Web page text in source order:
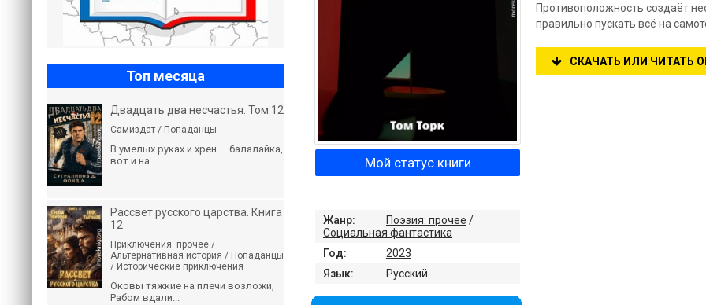
Противоположность создаёт
правильно пускать всё на
СКАЧАТЬ ИЛИ ЧИТАТЬ
Мой статус книги
Жанр: Поэзия: прочее /
Социальная фантастика
Год:
2023
Язык:
Русский
Топ месяца
Двадцать два несчастья. Том 12
Самиздат / Попаданцы
В умелых руках и хрен — балалайка,
вот и на...
Рассвет русского царства. Книга
12
Приключения: прочее /
Альтернативная история / Попаданцы
/ Исторические приключения
Оковы тяжкие на плечи возложи,
Рабом вдали...